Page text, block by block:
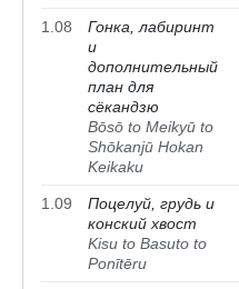
1.08
Гонка, лабиринт
и
дополнительный
план для
сёкандзю
Bōsō to Meikyū to
Shōkanjū Hokan
Keikaku
1.09
Поцелуй, грудь и
конский хвост
Kisu to Basuto to
Ponītēru